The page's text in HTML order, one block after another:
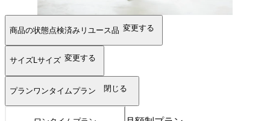
商品の状態点検済みリユース品 変更する
サイズLサイズ 変更する
プランワンタイムプラン 閉じる